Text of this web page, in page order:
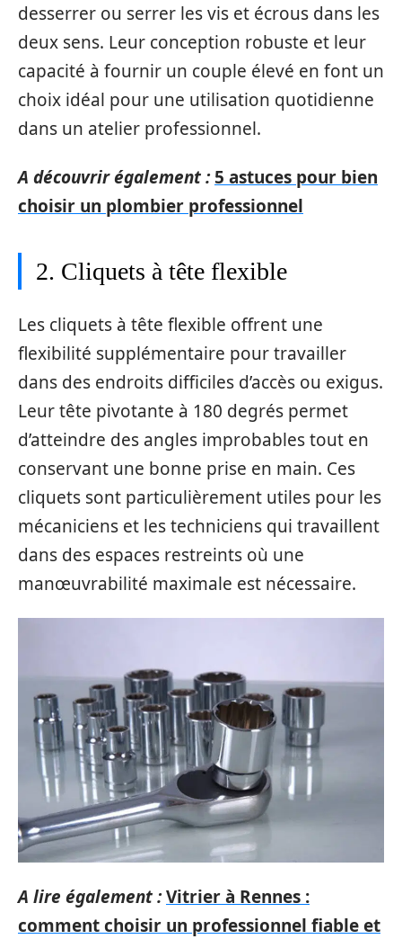
desserrer ou serrer les vis et écrous dans les
deux sens. Leur conception robuste et leur
capacité à fournir un couple élevé en font un
choix idéal pour une utilisation quotidienne
dans un atelier professionnel.
A découvrir également : 5 astuces pour bien
choisir un plombier professionnel
2. Cliquets à tête flexible
Les cliquets à tête flexible offrent une
flexibilité supplémentaire pour travailler
dans des endroits difficiles d’accès ou exigus.
Leur tête pivotante à 180 degrés permet
d’atteindre des angles improbables tout en
conservant une bonne prise en main. Ces
cliquets sont particulièrement utiles pour les
mécaniciens et les techniciens qui travaillent
dans des espaces restreints où une
manœuvrabilité maximale est nécessaire.
A lire également :Vitrier à Rennes :
comment choisir un professionnel fiable et